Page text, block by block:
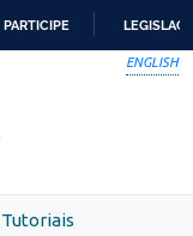
PARTICIPE
ENGLISH
Tutoriais